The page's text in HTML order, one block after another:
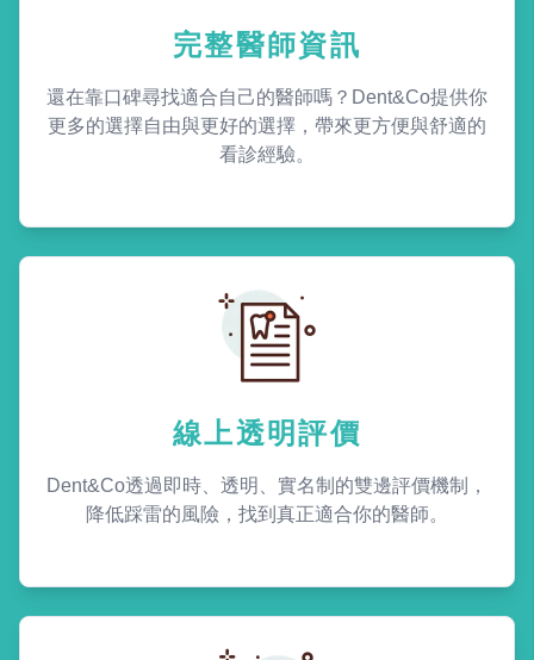
完整醫師資訊
還在靠口碑尋找適合自己的醫師嗎？Dent&Co提供你
更多的選擇自由與更好的選擇，帶來更方便與舒適的
看診經驗。
線上透明評價
Dent&Co透過即時、透明、實名制的雙邊評價機制，
降低踩雷的風險，找到真正適合你的醫師。